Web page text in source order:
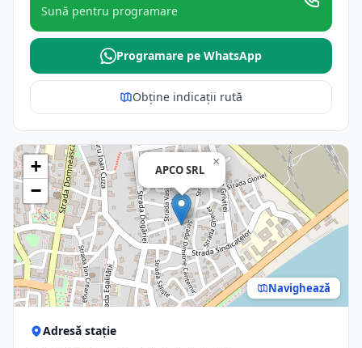
Sună pentru programare
Programare pe WhatsApp
Obține indicații rută
APCO SRL
×
+
−
Navighează
Adresă stație